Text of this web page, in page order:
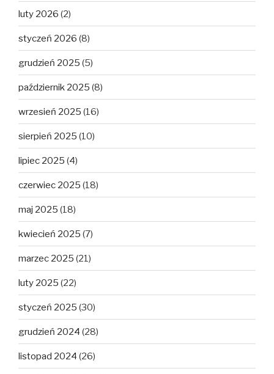
luty 2026 (2)
styczeń 2026 (8)
grudzień 2025 (5)
październik 2025 (8)
wrzesień 2025 (16)
sierpień 2025 (10)
lipiec 2025 (4)
czerwiec 2025 (18)
maj 2025 (18)
kwiecień 2025 (7)
marzec 2025 (21)
luty 2025 (22)
styczeń 2025 (30)
grudzień 2024 (28)
listopad 2024 (26)